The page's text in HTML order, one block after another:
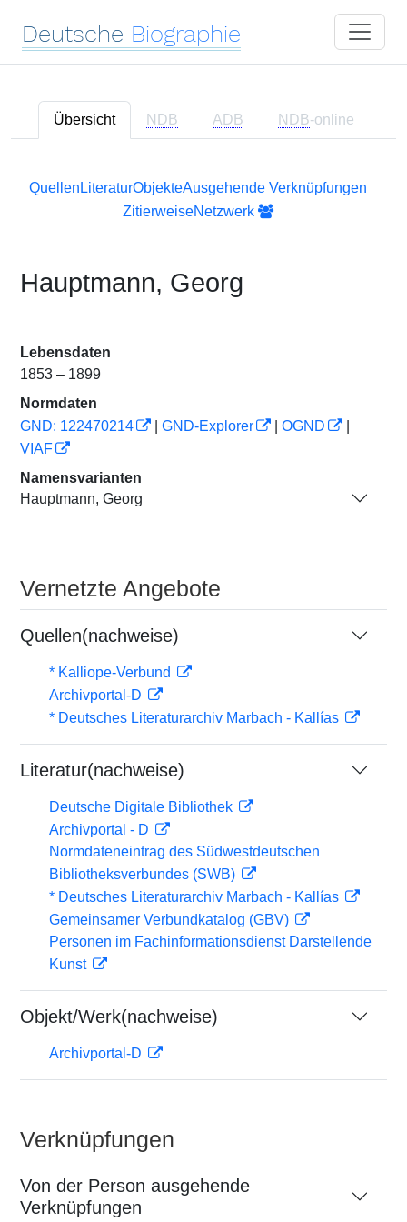
Deutsche Biographie
Übersicht NDB ADB NDB-online
Quellen LiteraturObjekteAusgehende Verknüpfungen
ZitierweiseNetzwerk
Hauptmann, Georg
Lebensdaten
1853 – 1899
Normdaten
GND: 122470214
GND-Explorer OGND
VIAF
Namensvarianten
Hauptmann, Georg
Vernetzte Angebote
Quellen(nachweise)
* Kalliope-Verbund
Archivportal-D
* Deutsches Literaturarchiv Marbach - Kallías
Literatur(nachweise)
Deutsche Digitale Bibliothek
Archivportal - D
Normdateneintrag des Südwestdeutschen
Bibliotheksverbundes (SWB)
* Deutsches Literaturarchiv Marbach - Kallías
Gemeinsamer Verbundkatalog (GBV)
Personen im Fachinformationsdienst Darstellende
Kunst
Objekt/Werk(nachweise)
Archivportal-D
Verknüpfungen
Von der Person ausgehende
Verknüpfungen